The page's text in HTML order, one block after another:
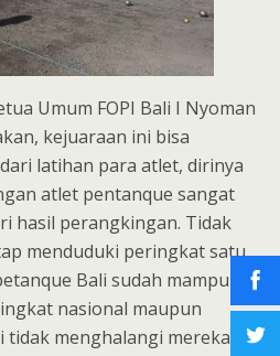
Umum FOPI Bali I Nyoman
kejuaraan ini bisa
latihan para atlet, dirinya
atlet pentanque sangat
hasil perangkingan. Tidak
menduduki peringkat satu.
Bali sudah mampu
nasional maupun
tidak menghalangi mereka